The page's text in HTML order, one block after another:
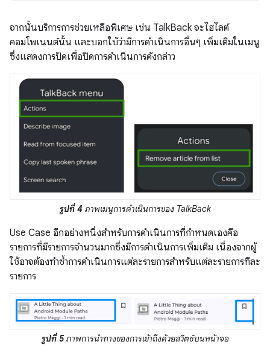
จากนั้นบริการการช่วยเหลือพิเศษ เช่น TalkBack จะไฮไลต์
คอมโพเนนต์นั้น และบอกใบ้ว่ามีการดำเนินการอื่นๆ เพิ่มเติมในเมนู
ซึ่งแสดงการปัดเพื่อปิดการดำเนินการดังกล่าว
รูปที่ 4 ภาพเมนูการดำเนินการของ TalkBack
Use Case อีกอย่างหนึ่งสําหรับการดําเนินการที่กำหนดเองคือ
รายการที่มีรายการจำนวนมากซึ่งมีการดําเนินการเพิ่มเติม เนื่องจากผู้
ใช้อาจต้องทําซ้ำการดำเนินการแต่ละรายการสำหรับแต่ละรายการทีละ
รายการ
รูปที่ 5ภาพการนำทางของการเข้าถึงด้วยสวิตช์บนหน้าจอ